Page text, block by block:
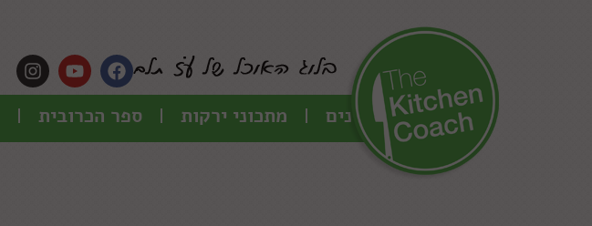
כל המתכונים מתכוני ירקות ספר הכרובית